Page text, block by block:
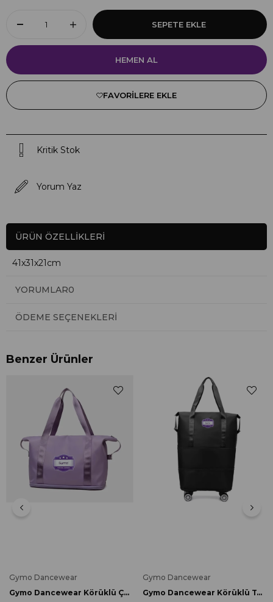
FAVORILERE EKLE
Kritik Stok
Yorum Yaz
ÜRÜN ÖZELLIKLERI
41x31x21cm
YORUMLAR0
ÖDEME SEÇENEKLERI
Benzer Ürünler
Gymo Dancewear
Gymo Dancewear Körüklü Çanta Lila
Gymo Dancewear
Gymo Dancewear Körüklü Tekerlekli Çanta Siyah